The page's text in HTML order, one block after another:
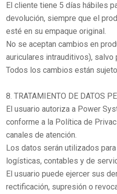
El cliente tiene 5 días hábiles
devolución, siempre que el
esté en su empaque original.
No se aceptan cambios en
auriculares intrauditivos),
Todos los cambios están
8. TRATAMIENTO DE DATOS
El usuario autoriza a Power
conforme a la Política de
canales de atención.
Los datos serán utilizados
logísticas, contables y de
El usuario puede ejercer sus
rectificación, supresión o